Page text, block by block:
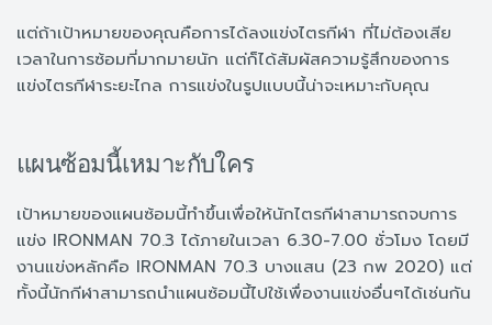
แต่ถ้าเป้าหมายของคุณคือการได้ลงแข่งไตรกีฬา ที่ไม่ต้องเสีย
เวลาในการซ้อมที่มากมายนัก แต่ก็ได้สัมผัสความรู้สึกของการ
แข่งไตรกีฬาระยะไกล การแข่งในรูปแบบนี้น่าจะเหมาะกับคุณ
แผนซ้อมนี้เหมาะกับใคร
เป้าหมายของแผนซ้อมนี้ทำขึ้นเพื่อให้นักไตรกีฬาสามารถจบการ
แข่ง IRONMAN 70.3 ได้ภายในเวลา 6.30-7.00 ชั่วโมง โดยมี
งานแข่งหลักคือ IRONMAN 70.3 บางแสน (23 กพ 2020) แต่
ทั้งนี้นักกีฬาสามารถนำแผนซ้อมนี้ไปใช้เพื่องานแข่งอื่นๆได้เช่นกัน